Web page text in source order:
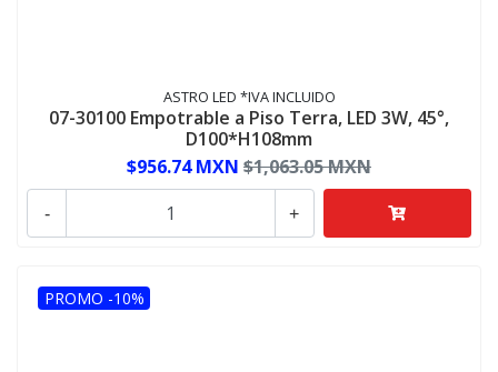
ASTRO LED *IVA INCLUIDO
07-30100 Empotrable a Piso Terra, LED 3W, 45°,
D100*H108mm
$956.74 MXN $1,063.05 MXN
+
-
PROMO -10%